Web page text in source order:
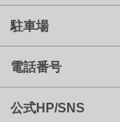
駐車場
電話番号
公式HP/SNS